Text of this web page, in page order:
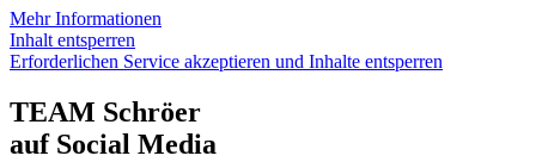
Mehr Informationen
Inhalt entsperren
Erforderlichen Service akzeptieren und Inhalte entsperren
TEAM Schröer
auf Social Media